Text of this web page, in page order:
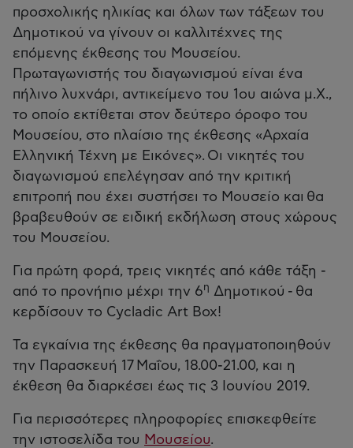
προσχολικής ηλικίας και όλων των τάξεων του
Δημοτικού να γίνουν οι καλλιτέχνες της
επόμενης έκθεσης του Μουσείου.
Πρωταγωνιστής του διαγωνισμού είναι ένα
πήλινο λυχνάρι, αντικείμενο του 1ου αιώνα μ.Χ.,
το οποίο εκτίθεται στον δεύτερο όροφο του
Μουσείου, στο πλαίσιο της έκθεσης «Αρχαία
Ελληνική Τέχνη με Εικόνες». Οι νικητές του
διαγωνισμού επελέγησαν από την κριτική
επιτροπή που έχει συστήσει το Μουσείο και θα
βραβευθούν σε ειδική εκδήλωση στους χώρους
του Μουσείου.
Για πρώτη φορά, τρεις νικητές από κάθε τάξη -
από το προνήπιο μέχρι την 6η Δημοτικού - θα
κερδίσουν το Cycladic Art Box!
Τα εγκαίνια της έκθεσης θα πραγματοποιηθούν
την Παρασκευή 17 Μαΐου, 18.00-21.00, και η
έκθεση θα διαρκέσει έως τις 3 Ιουνίου 2019.
Για περισσότερες πληροφορίες επισκεφθείτε
την ιστοσελίδα του Μουσείου.